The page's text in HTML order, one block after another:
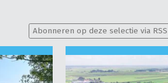
Abonneren op deze selectie via RSS